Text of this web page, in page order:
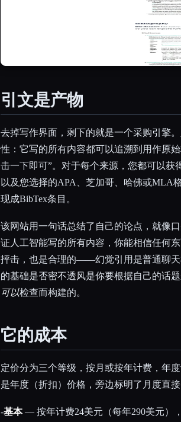
引文是产物
去掉写作界面，剩下的就是一个采购引擎
性：它写的所有内容都可以追溯到用作原
击一下即可”。对于每个来源，您都可以获
以及您选择的APA、芝加哥、哈佛或MLA
现成BibTex条目。
该网站用一句话总结了自己的论点，就像
证人工智能写的所有内容，你能相信任何
抨击，也是合理的——幻觉引用是普通聊天
的基础是否密不透风是你要根据自己的话
可以检查而构建的。
它的成本
定价分为三个等级，按月或按年计费，年
是年度（折扣）价格，旁边标明了月度直接
-基本— 按年计费24美元（每年290美元）